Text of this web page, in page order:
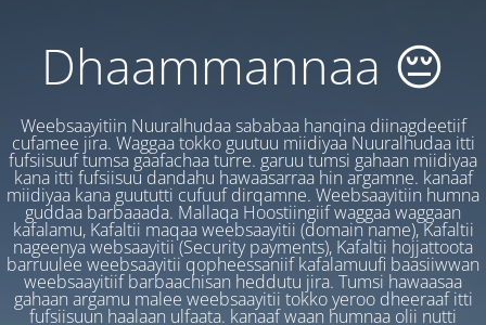
Dhaammannaa 😔
Weebsaayitiin Nuuralhudaa sababaa hanqina diinagdeetiif
cufamee jira. Waggaa tokko guutuu miidiyaa Nuuralhudaa itti
fufsiisuuf tumsa gaafachaa turre. garuu tumsi gahaan miidiyaa
kana itti fufsiisuu dandahu hawaasarraa hin argamne. kanaaf
miidiyaa kana guututti cufuuf dirqamne. Weebsaayitiin humna
guddaa barbaaada. Mallaqa Hoostiingiif waggaa waggaan
kafalamu, Kafaltii maqaa weebsaayitii (domain name), Kafaltii
nageenya websaayitii (Security payments), Kafaltii hojjattoota
barruulee weebsaayitii qopheessaniif kafalamuufi baasiiwwan
weebsaayitiif barbaachisan heddutu jira. Tumsi hawaasaa
gahaan argamu malee weebsaayitii tokko yeroo dheeraaf itti
fufsiisuun haalaan ulfaata. kanaaf waan humnaa olii nutti